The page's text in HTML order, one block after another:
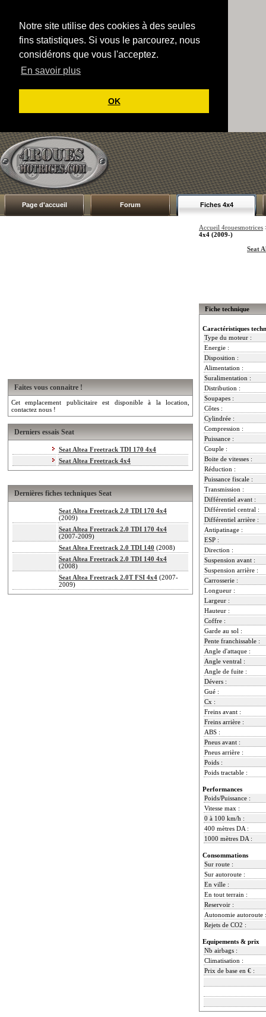
Notre site utilise des cookies à des seules
fins statistiques. Si vous le parcourez, nous
considérons que vous l'acceptez.
En savoir plus
OK
Page d'accueil Forum Fiches 4x4
Faites vous connaitre !
Cet emplacement publicitaire est disponible à la location,
contactez nous !
Derniers essais Seat
Seat Altea Freetrack TDI 170 4x4
Seat Altea Freetrack 4x4
Dernières fiches techniques Seat
Seat Altea Freetrack 2.0 TDI 170 4x4
(2009)
Seat Altea Freetrack 2.0 TDI 170 4x4
(2007-2009)
Seat Altea Freetrack 2.0 TDI 140 (2008)
Seat Altea Freetrack 2.0 TDI 140 4x4
(2008)
Seat Altea Freetrack 2.0T FSI 4x4 (2007-
2009)
Accueil 4rouesmotrices
4x4 (2009-)
Seat
Fiche technique
Caractéristiques
Type du moteur :
Energie :
Disposition :
Alimentation :
Suralimentation :
Distribution :
Soupapes :
Côtes :
Cylindrée :
Compression :
Puissance :
Couple :
Boite de vitesses :
Réduction :
Puissance fiscale :
Transmission :
Différentiel avant :
Différentiel central :
Différentiel arrière :
Antipatinage :
ESP :
Direction :
Suspension avant :
Suspension arrière :
Carrosserie :
Longueur :
Largeur :
Hauteur :
Coffre :
Garde au sol :
Pente franchissable :
Angle d'attaque :
Angle ventral :
Angle de fuite :
Dévers :
Gué :
Cx :
Freins avant :
Freins arrière :
ABS :
Pneus avant :
Pneus arrière :
Poids :
Poids tractable :
Performances
Poids/Puissance :
Vitesse max :
0 à 100 km/h :
400 mètres DA :
1000 mètres DA :
Consommations
Sur route :
Sur autoroute :
En ville :
En tout terrain :
Reservoir :
Autonomie autoroute :
Rejets de CO2 :
Equipements & prix
Nb airbags :
Climatisation :
Prix de base en € :